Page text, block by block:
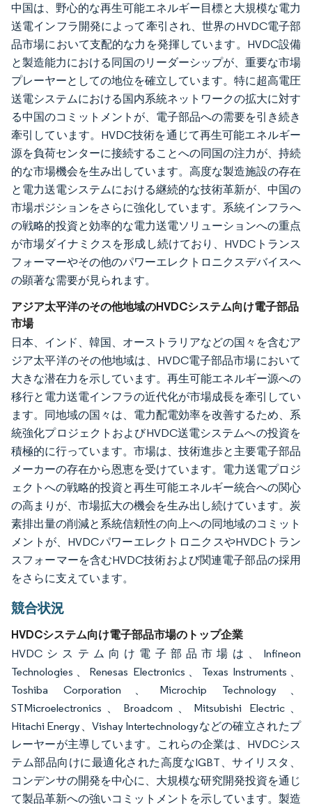
中国は、野心的な再生可能エネルギー目標と大規模な電力
送電インフラ開発によって牽引され、世界のHVDC電子部
品市場において支配的な力を発揮しています。HVDC設備
と製造能力における同国のリーダーシップが、重要な市場
プレーヤーとしての地位を確立しています。特に超高電圧
送電システムにおける国内系統ネットワークの拡大に対す
る中国のコミットメントが、電子部品への需要を引き続き
牽引しています。HVDC技術を通じて再生可能エネルギー
源を負荷センターに接続することへの同国の注力が、持続
的な市場機会を生み出しています。高度な製造施設の存在
と電力送電システムにおける継続的な技術革新が、中国の
市場ポジションをさらに強化しています。系統インフラへ
の戦略的投資と効率的な電力送電ソリューションへの重点
が市場ダイナミクスを形成し続けており、HVDCトランス
フォーマーやその他のパワーエレクトロニクスデバイスへ
の顕著な需要が見られます。
アジア太平洋のその他地域のHVDCシステム向け電子部品
市場
日本、インド、韓国、オーストラリアなどの国々を含むア
ジア太平洋のその他地域は、HVDC電子部品市場において
大きな潜在力を示しています。再生可能エネルギー源への
移行と電力送電インフラの近代化が市場成長を牽引してい
ます。同地域の国々は、電力配電効率を改善するため、系
統強化プロジェクトおよびHVDC送電システムへの投資を
積極的に行っています。市場は、技術進歩と主要電子部品
メーカーの存在から恩恵を受けています。電力送電プロジ
ェクトへの戦略的投資と再生可能エネルギー統合への関心
の高まりが、市場拡大の機会を生み出し続けています。炭
素排出量の削減と系統信頼性の向上への同地域のコミット
メントが、HVDCパワーエレクトロニクスやHVDCトラン
スフォーマーを含むHVDC技術および関連電子部品の採用
をさらに支えています。
競合状況
HVDCシステム向け電子部品市場のトップ企業
HVDCシステム向け電子部品市場は、Infineon
Technologies、Renesas Electronics、Texas Instruments、
Toshiba Corporation、Microchip Technology、
STMicroelectronics、Broadcom、Mitsubishi Electric、
Hitachi Energy、Vishay Intertechnologyなどの確立されたプ
レーヤーが主導しています。これらの企業は、HVDCシス
テム部品向けに最適化された高度なIGBT、サイリスタ、
コンデンサの開発を中心に、大規模な研究開発投資を通じ
て製品革新への強いコミットメントを示しています。製造